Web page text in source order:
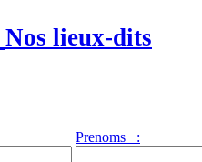
Nos lieux-dits
Prenoms :